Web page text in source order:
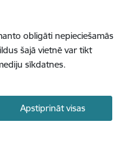
obligāti nepieciešamās
šajā vietnē var tikt
sīkdatnes.
Apstiprināt visas